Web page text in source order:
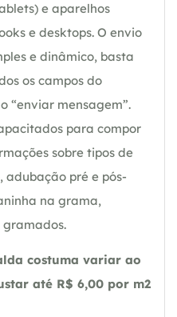
e aparelhos
e desktops. O envio
e dinâmico, basta
os campos do
“enviar mensagem”.
para compor
sobre tipos de
pré e pós-
na grama,
costuma variar ao
até R$ 6,00 por m2